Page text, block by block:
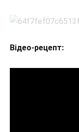
Відео-рецепт: